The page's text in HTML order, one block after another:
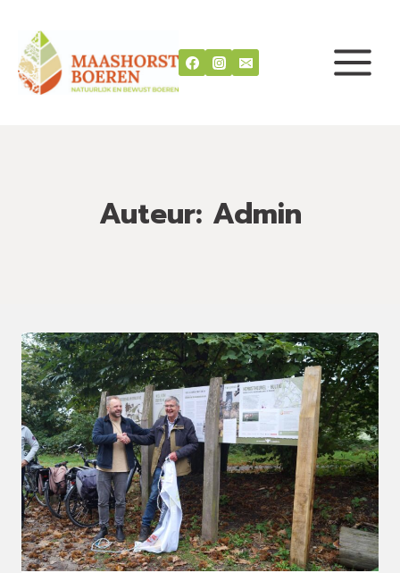
inhoud
Auteur: Admin